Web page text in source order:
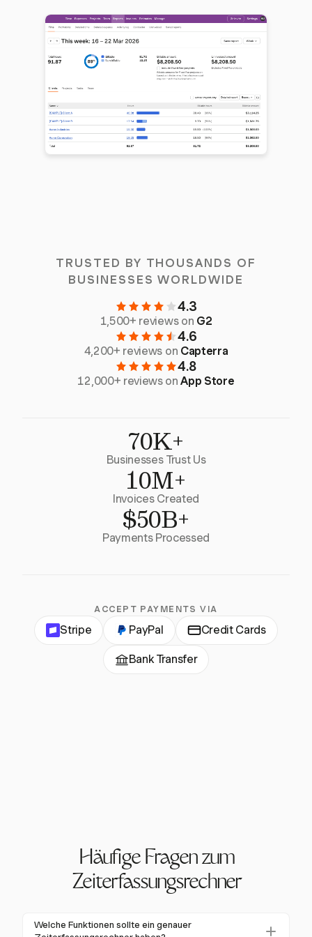
TRUSTED BY THOUSANDS OF
BUSINESSES WORLDWIDE
4.3
1,500+ reviews on G2
4.6
4,200+ reviews on Capterra
4.8
12,000+ reviews onApp Store
70K+
Businesses Trust Us
10M+
Invoices Created
$50B+
Payments Processed
ACCEPT PAYMENTS VIA
Stripe PayPal Credit Cards
Bank Transfer
Häufige Fragen zum
Zeiterfassungsrechner
Welche Funktionen sollte ein genauer